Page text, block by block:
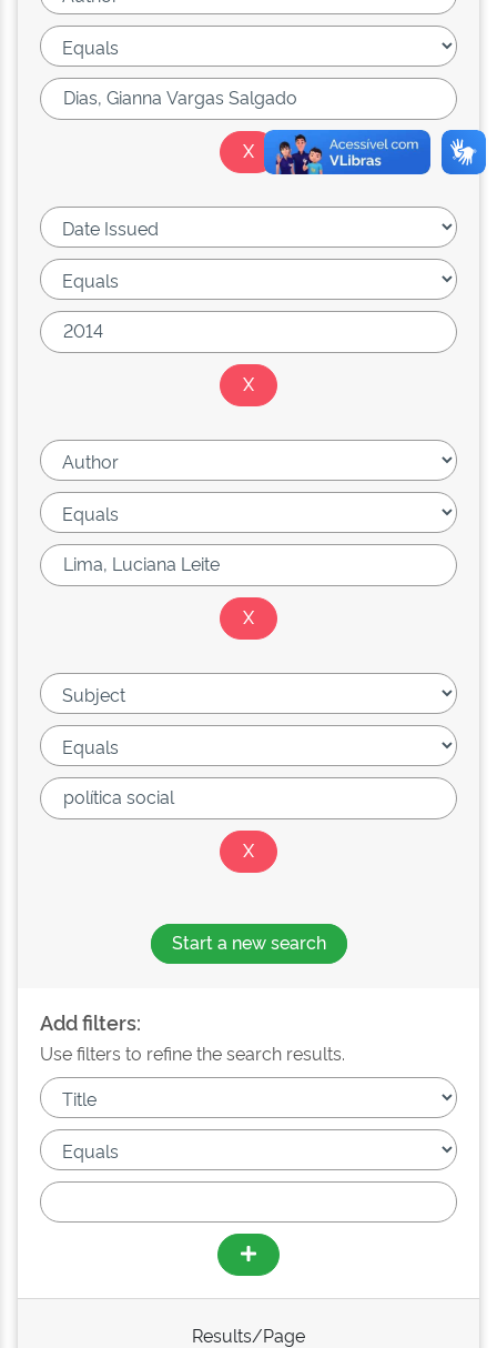
Start a new search
Add filters:
Use filters to refine the search results.
Results/Page